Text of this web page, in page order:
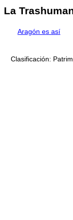
La
Aragón es así
Clasificación: